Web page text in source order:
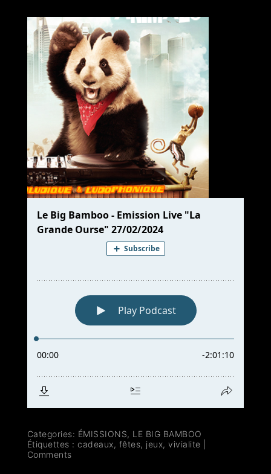
Categories: ÉMISSIONS, LE BIG BAMBOO
Étiquettes :cadeaux, fêtes, jeux,vivialite
Comments